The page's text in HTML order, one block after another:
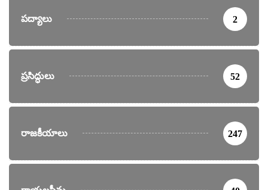
పద్యాలు 2
ప్రసిద్ధులు 52
రాజకీయాలు 247